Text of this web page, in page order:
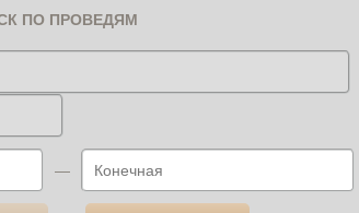
ПО ПРОВЕДЯМ
—